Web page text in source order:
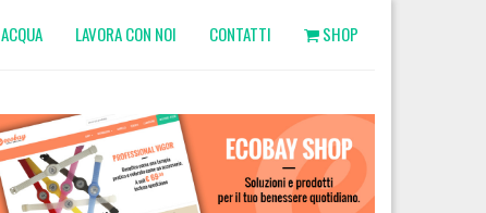
ACQUA LAVORA CON NOI CONTATTI SHOP